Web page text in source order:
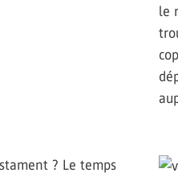
le
? Le temps